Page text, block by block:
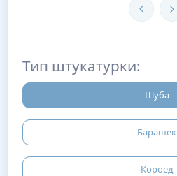
Тип штукатурки:
Шуба
Барашек
Короед